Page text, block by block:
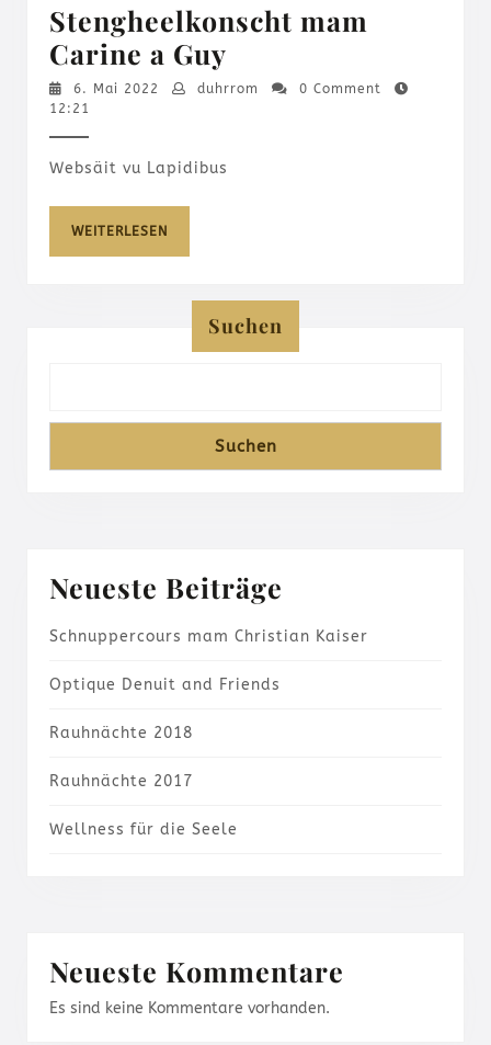
Stengheelkonscht mam
Carine a Guy
mam
6. Mai 2022 duhrrom duhrrom0 Comment
12:21
Websäit vu Lapidibus
WEITERLESEN
Suchen
Suchen
Neueste Beiträge
Schnuppercours mam Christian Kaiser
Optique Denuit and Friends
Rauhnächte 2018
Rauhnächte 2017
Wellness für die Seele
Neueste Kommentare
Es sind keine Kommentare vorhanden.